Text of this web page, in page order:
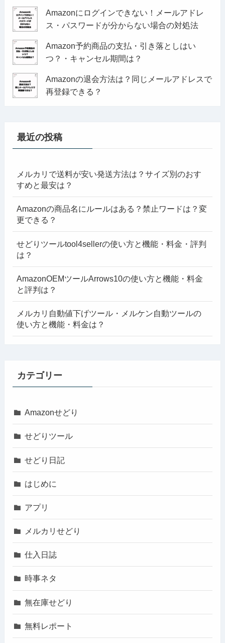
Amazonにログインできない！メールアドレ
ス・パスワードが分からない場合の対処法
Amazon予約商品の支払・引き落としはい
つ？・キャンセル期間は？
Amazonの退会方法は？同じメールアドレスで
再登録できる？
最近の投稿
メルカリで送料が安い発送方法は？サイズ別のおす
すめと最安は？
Amazonの商品名にルールはある？禁止ワードは？変
更できる？
せどりツールtool4sellerの使い方と機能・料金・評判
は？
AmazonOEMツールArrows10の使い方と機能・料金
と評判は？
メルカリ自動値下げツール・メルケン自動ツールの
使い方と機能・料金は？
カテゴリー
Amazonせどり
せどりツール
せどり日記
はじめに
アプリ
メルカリせどり
仕入日誌
時事ネタ
無在庫せどり
無料レポート